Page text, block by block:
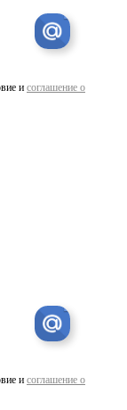
и соглашение о
и соглашение о